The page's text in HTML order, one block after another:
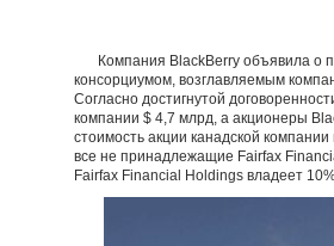
Компания BlackBerry объявила о
консорциумом, возглавляемым
Согласно достигнутой
компании $ 4,7 млрд, а акционеры
стоимость акции канадской
все не принадлежащие Fairfax
Fairfax Financial Holdings владеет